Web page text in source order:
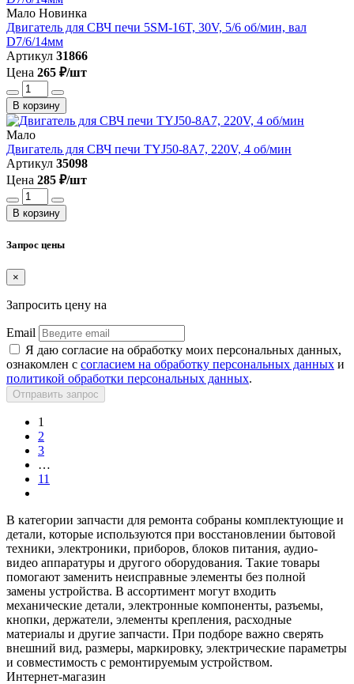
Мало Новинка
Двигатель для СВЧ печи 5SM-16T, 30V, 5/6 об/мин, вал
D7/6/14мм
Артикул 31866
Цена 265 ₽/шт
В корзину
Мало
Двигатель для СВЧ печи TYJ50-8A7, 220V, 4 об/мин
Артикул 35098
Цена 285 ₽/шт
В корзину
Запрос цены
×
Запросить цену на
Email
Я даю согласие на обработку моих персональных данных,
ознакомлен с согласием на обработку персональных данных и
политикой обработки персональных данных.
Отправить запрос
1
2
3
…
11
В категории запчасти для ремонта собраны комплектующие и
детали, которые используются при восстановлении бытовой
техники, электроники, приборов, блоков питания, аудио-
видео аппаратуры и другого оборудования. Такие товары
помогают заменить неисправные элементы без полной
замены устройства. В ассортимент могут входить
механические детали, электронные компоненты, разъемы,
кнопки, держатели, элементы крепления, расходные
материалы и другие запчасти. При подборе важно сверять
внешний вид, размеры, маркировку, электрические параметры
и совместимость с ремонтируемым устройством.
Интернет-магазин